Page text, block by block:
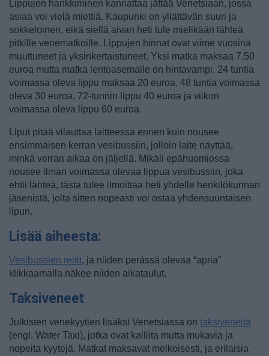
Lippujen hankkiminen kannattaa jättää Venetsiaan, jossa
asiaa voi vielä miettiä. Kaupunki on yllättävän suuri ja
sokkeloinen, eikä siellä aivan heti tule mielikään lähteä
pitkille venematkoille. Lippujen hinnat ovat viime vuosina
muuttuneet ja yksinkertaistuneet. Yksi matka maksaa 7,50
euroa mutta matka lentoasemalle on hintavampi. 24 tuntia
voimassa oleva lippu maksaa 20 euroa, 48 tuntia voimassa
oleva 30 euroa, 72-tunnin lippu 40 euroa ja viikon
voimassa oleva lippu 60 euroa.
Liput pitää vilauttaa laitteessa ennen kuin nousee
ensimmäisen kerran vesibussiin, jolloin laite näyttää,
minkä verran aikaa on jäljellä. Mikäli epähuomiossa
nousee ilman voimassa olevaa lippua vesibussiin, joka
ehtii lähteä, tästä tulee ilmoittaa heti yhdelle henkilökunnan
jäsenistä, jolta sitten nopeasti voi ostaa yhdensuuntaisen
lipun.
Lisää aiheesta:
Vesibussien reitit, ja niiden perässä olevaa “apria”
klikkaamalla näkee niiden aikataulut.
Taksiveneet
Julkisten venekyytien lisäksi Venetsiassa on taksiveneitä
(engl. Water Taxi), jotka ovat kalliita mutta mukavia ja
nopeita kyytejä. Matkat maksavat melkoisesti, ja erilaisia